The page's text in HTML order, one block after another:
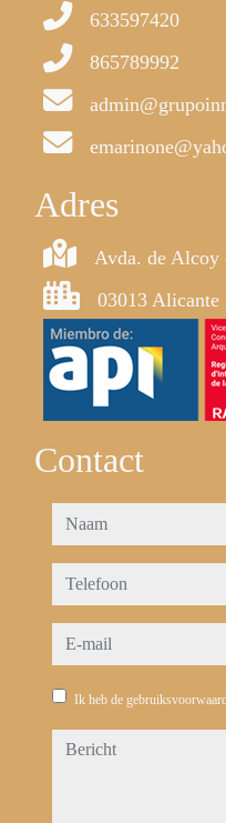
633597420
865789992
Adres
Avda. de Alcoy
03013 Alicante
Contact
naam
telefoon
e-mail
Ik heb de
bericht